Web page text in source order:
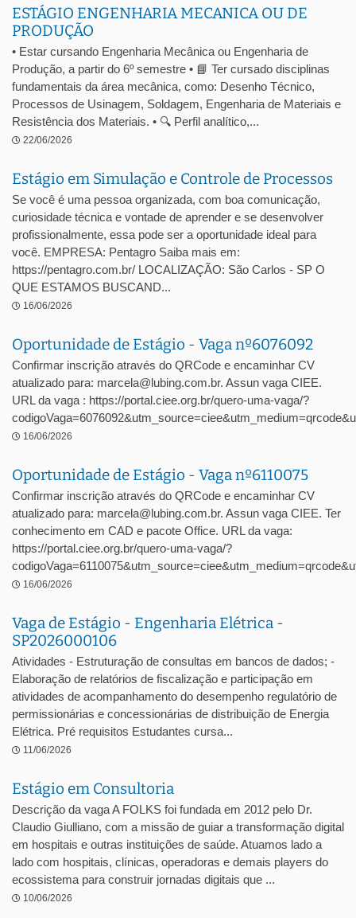
ESTÁGIO ENGENHARIA MECANICA OU DE
PRODUÇÃO
• Estar cursando Engenharia Mecânica ou Engenharia de
Produção, a partir do 6º semestre • 📘 Ter cursado disciplinas
fundamentais da área mecânica, como: Desenho Técnico,
Processos de Usinagem, Soldagem, Engenharia de Materiais e
Resistência dos Materiais. • 🔍 Perfil analítico,...
22/06/2026
Estágio em Simulação e Controle de Processos
Se você é uma pessoa organizada, com boa comunicação,
curiosidade técnica e vontade de aprender e se desenvolver
profissionalmente, essa pode ser a oportunidade ideal para
você. EMPRESA: Pentagro Saiba mais em:
https://pentagro.com.br/ LOCALIZAÇÃO: São Carlos - SP O
QUE ESTAMOS BUSCAND...
16/06/2026
Oportunidade de Estágio - Vaga nº6076092
Confirmar inscrição através do QRCode e encaminhar CV
atualizado para: marcela@lubing.com.br. Assun vaga CIEE.
URL da vaga : https://portal.ciee.org.br/quero-uma-vaga/?
16/06/2026
Oportunidade de Estágio - Vaga nº6110075
Confirmar inscrição através do QRCode e encaminhar CV
atualizado para: marcela@lubing.com.br. Assun vaga CIEE. Ter
conhecimento em CAD e pacote Office. URL da vaga:
https://portal.ciee.org.br/quero-uma-vaga/?
16/06/2026
Vaga de Estágio - Engenharia Elétrica -
SP2026000106
Atividades - Estruturação de consultas em bancos de dados; -
Elaboração de relatórios de fiscalização e participação em
atividades de acompanhamento do desempenho regulatório de
permissionárias e concessionárias de distribuição de Energia
Elétrica. Pré requisitos Estudantes cursa...
11/06/2026
Estágio em Consultoria
Descrição da vaga A FOLKS foi fundada em 2012 pelo Dr.
Claudio Giulliano, com a missão de guiar a transformação digital
em hospitais e outras instituições de saúde. Atuamos lado a
lado com hospitais, clínicas, operadoras e demais players do
ecossistema para construir jornadas digitais que ...
10/06/2026